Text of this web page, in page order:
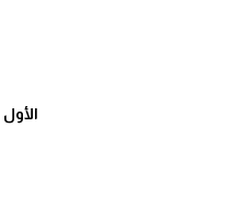
الأول